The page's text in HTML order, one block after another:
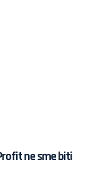
ne sme biti